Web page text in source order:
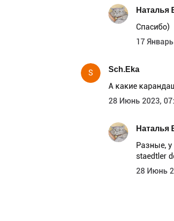
Наталья
Спасибо)
17
S Sch.Eka
А какие
28 Июнь 2023,
Наталья
Разные,
staedtler
28 Июнь